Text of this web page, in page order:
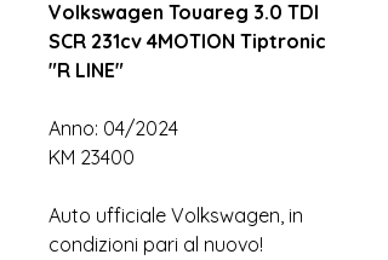
Volkswagen Touareg 3.0 TDI
SCR 231cv 4MOTION Tiptronic
"R LINE"
Anno: 04/2024
KM 23400
Auto ufficiale Volkswagen, in
condizioni pari al nuovo!